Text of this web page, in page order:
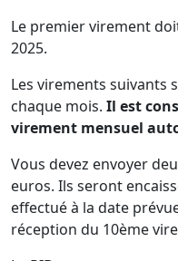
Le premier virement
2025.
Les virements suivants
chaque mois. Il est
virement mensuel
Vous devez envoyer
euros. Ils seront
effectué à la date
réception du 10ème